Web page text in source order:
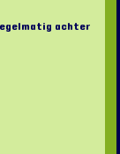
achter